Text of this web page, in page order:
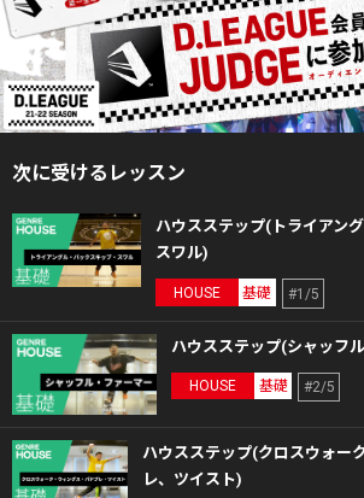
次に受けるレッスン
ハウスステップ(トライアン
スワル)
HOUSE 基礎 #1/5
ハウスステップ(シャッフ
HOUSE 基礎 #2/5
ハウスステップ(クロスウォー
レ、ツイスト)